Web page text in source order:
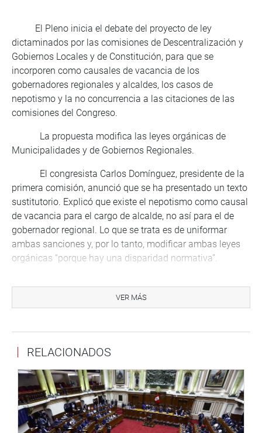
El Pleno inicia el debate del proyecto de ley
dictaminados por las comisiones de Descentralización y
Gobiernos Locales y de Constitución, para que se
incorporen como causales de vacancia de los
gobernadores regionales y alcaldes, los casos de
nepotismo y la no concurrencia a las citaciones de las
comisiones del Congreso.
La propuesta modifica las leyes orgánicas de
Municipalidades y de Gobiernos Regionales.
El congresista Carlos Domínguez, presidente de la
primera comisión, anunció que se ha presentado un texto
sustitutorio. Explicó que existe el nepotismo como causal
de vacancia para el cargo de alcalde, no así para el de
gobernador regional. Lo que se trata es de uniformar
ambas sanciones y, por lo tanto, modificar ambas leyes
orgánicas “porque hay una disparidad normativa”.
informó, por su parte, que también se ha presentado un
dictamen que amplía las causales de vacancia de los
con Domínguez en que hay una normativa dispersa.
El dictamen de Constitución incorpora la
suspensión en sus cargos de gobernadores y de alcaldes
por estar al margen del debate del presupuesto
participativo, por no cumplir con su labor de dirigir las
VER MÁS
RELACIONADOS